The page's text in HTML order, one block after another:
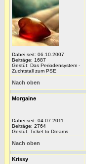
Dabei seit: 06.10.2007
Beiträge: 1687
Gestüt: Das Periodensystem -
Zuchtstall zum PSE
Nach oben
Morgaine
Dabei seit: 04.07.2011
Beiträge: 2764
Gestüt: Ticket to Dreams
Nach oben
Krissy